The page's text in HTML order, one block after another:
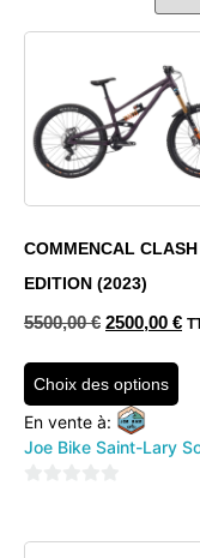
COMMENCAL
EDITION (2023)
5500,00€ 2500,00 €
Choix des options
En vente à:
Joe Bike Saint-Lary